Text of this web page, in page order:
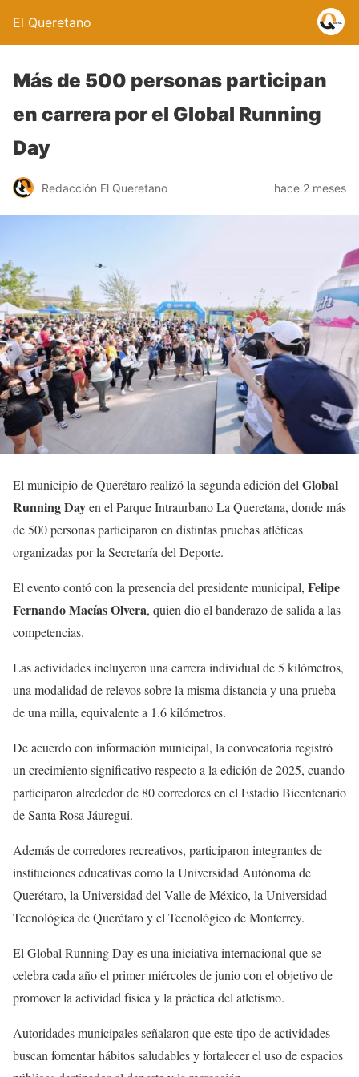
El Queretano
Más de 500 personas participan
en carrera por el Global Running
Day
Redacción El Queretano hace 2 meses
El municipio de Querétaro realizó la segunda edición del Global
Running Dayen el Parque Intraurbano La Queretana, donde más
de 500 personas participaron en distintas pruebas atléticas
organizadas por la Secretaría del Deporte.
El evento contó con la presencia del presidente municipal, Felipe
Fernando Macías Olvera, quien dio el banderazo de salida a las
competencias.
Las actividades incluyeron una carrera individual de 5 kilómetros,
una modalidad de relevos sobre la misma distancia y una prueba
de una milla, equivalente a 1.6 kilómetros.
De acuerdo con información municipal, la convocatoria registró
un crecimiento significativo respecto a la edición de 2025, cuando
participaron alrededor de 80 corredores en el Estadio Bicentenario
de Santa Rosa Jáuregui.
Además de corredores recreativos, participaron integrantes de
instituciones educativas como la Universidad Autónoma de
Querétaro, la Universidad del Valle de México, la Universidad
Tecnológica de Querétaro y el Tecnológico de Monterrey.
El Global Running Day es una iniciativa internacional que se
celebra cada año el primer miércoles de junio con el objetivo de
promover la actividad física y la práctica del atletismo.
Autoridades municipales señalaron que este tipo de actividades
buscan fomentar hábitos saludables y fortalecer el uso de espacios